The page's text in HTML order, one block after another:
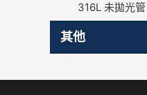
316L 未拋光管
其他